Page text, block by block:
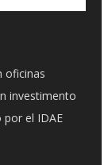
oficinas
investimento
el IDAE